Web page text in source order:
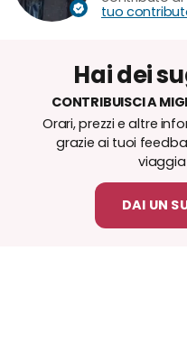
tuo
Hai dei
CONTRIBUISCI A
Orari, prezzi e altre
grazie ai tuoi
DAI UN